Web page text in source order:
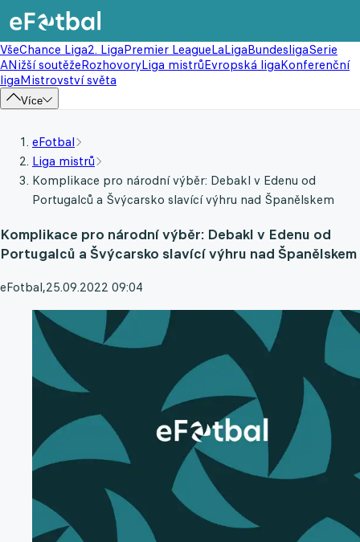
VšeChance Liga2. LigaPremier LeagueLaLigaBundesligaSerie
ANižší soutěžeRozhovoryLiga mistrůEvropská ligaKonferenční
ligaMistrovství světa
Více
eFotbal
Liga mistrů
Komplikace pro národní výběr: Debakl v Edenu od
Portugalců a Švýcarsko slavící výhru nad Španělskem
Komplikace pro národní výběr: Debakl v Edenu od
Portugalců a Švýcarsko slavící výhru nad Španělskem
eFotbal,25.09.2022 09:04